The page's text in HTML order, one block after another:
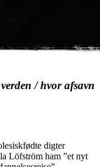
/ hvor afsavn
digter
Löfström ham ”et nyt